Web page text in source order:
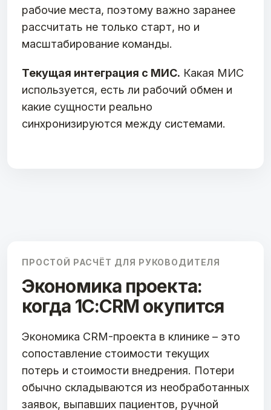
рабочие места, поэтому важно заранее
рассчитать не только старт, но и
масштабирование команды.
Текущая интеграция с МИС. Какая МИС
используется, есть ли рабочий обмен и
какие сущности реально
синхронизируются между системами.
ПРОСТОЙ РАСЧЁТ ДЛЯ РУКОВОДИТЕЛЯ
Экономика проекта:
когда 1С:CRM окупится
Экономика CRM-проекта в клинике – это
сопоставление стоимости текущих
потерь и стоимости внедрения. Потери
обычно складываются из необработанных
заявок, выпавших пациентов, ручной